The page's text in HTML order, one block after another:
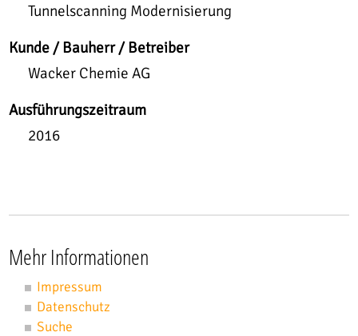
Tunnelscanning Modernisierung
Kunde / Bauherr / Betreiber
Wacker Chemie AG
Ausführungszeitraum
2016
Mehr Informationen
Impressum
Datenschutz
Suche